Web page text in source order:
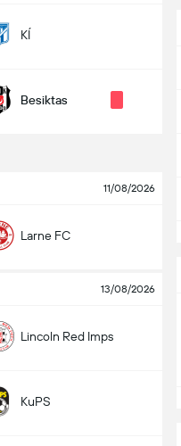
KÍ
Besiktas
11/08/2026
Larne FC
13/08/2026
Lincoln Red Imps
KuPS